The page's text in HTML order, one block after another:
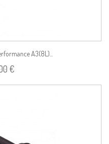
A3(8L)...
€